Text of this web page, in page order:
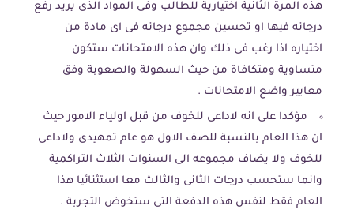
هذه المرة الثانية اختيارية للطالب وفى المواد الذى يريد رفع
درجاته فيها او تحسين مجموع درجاته فى اى مادة من
اختياره اذا رغب فى ذلك وان هذه الامتحانات ستكون
متساوية ومتكافاة من حيث السهولة والصعوبة وفق
معايير واضع الامتحانات .
مؤكدا على انه لاداعى للخوف من قبل اولياء الامور حيث
ان هذا العام بالنسبة للصف الاول هو عام تمهيدى ولاداعى
للخوف ولا يضاف مجموعه الى السنوات الثلاث التراكمية
وانما ستحسب درجات الثانى والثالث معا استثنائيا هذا
العام فقط لنفس هذه الدفعة التى ستخوض التجربة .